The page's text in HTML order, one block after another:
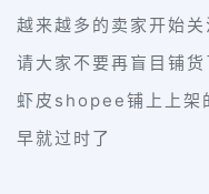
越来越多的卖家开始
请大家不要再盲目铺货
虾皮shopee铺上上架
早就过时了